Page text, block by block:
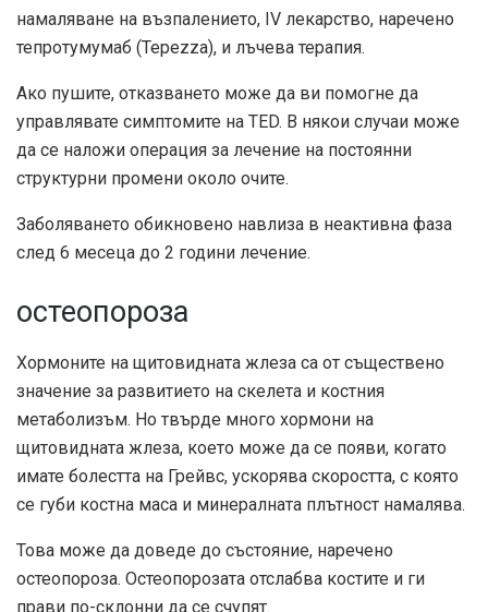
намаляване на възпалението, IV лекарство, наречено
тепротумумаб (Tepezza), и лъчева терапия.
Ако пушите, отказването може да ви помогне да
управлявате симптомите на TED. В някои случаи може
да се наложи операция за лечение на постоянни
структурни промени около очите.
Заболяването обикновено навлиза в неактивна фаза
след 6 месеца до 2 години лечение.
остеопороза
Хормоните на щитовидната жлеза са от съществено
значение за развитието на скелета и костния
метаболизъм. Но твърде много хормони на
щитовидната жлеза, което може да се появи, когато
имате болестта на Грейвс, ускорява скоростта, с която
се губи костна маса и минералната плътност намалява.
Това може да доведе до състояние, наречено
остеопороза. Остеопорозата отслабва костите и ги
прави по-склонни да се счупят.